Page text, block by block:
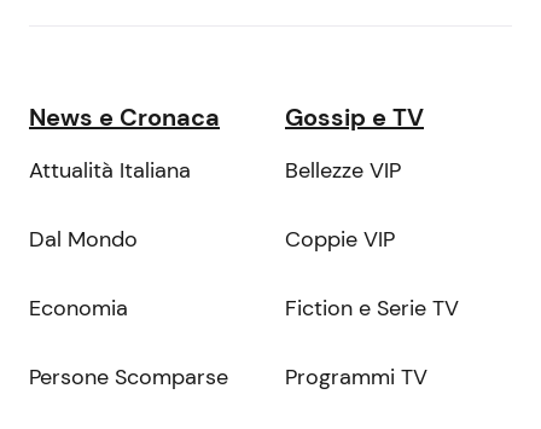
News e Cronaca
Attualità Italiana
Dal Mondo
Economia
Persone Scomparse
Gossip e TV
Bellezze VIP
Coppie VIP
Fiction e Serie TV
Programmi TV